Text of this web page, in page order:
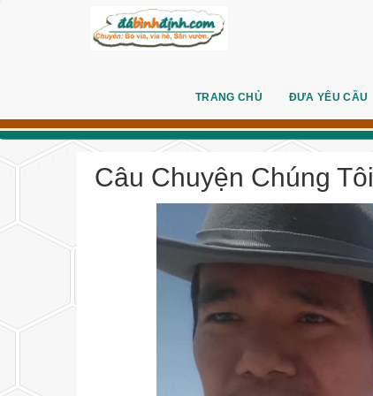
TRANG CHỦ ĐƯA YÊU CẦU
Câu Chuyện Chúng Tôi